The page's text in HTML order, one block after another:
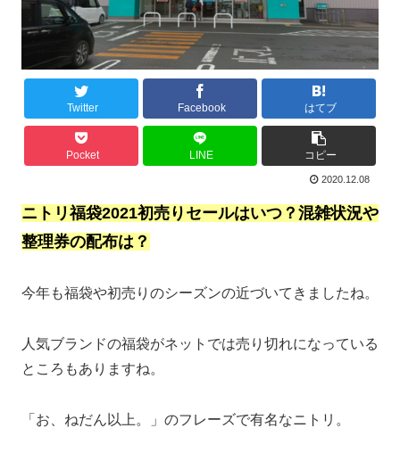
Twitter Facebook はてブ
Pocket LINE コピー
2020.12.08
ニトリ福袋2021初売りセールはいつ？混雑状況や
整理券の配布は？
今年も福袋や初売りのシーズンの近づいてきましたね。
人気ブランドの福袋がネットでは売り切れになっている
ところもありますね。
「お、ねだん以上。」のフレーズで有名なニトリ。